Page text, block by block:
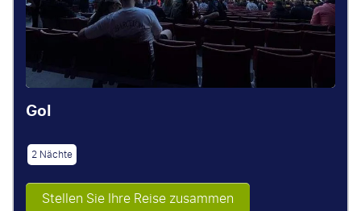
Gol
2 Nächte
Stellen Sie Ihre Reise zusammen